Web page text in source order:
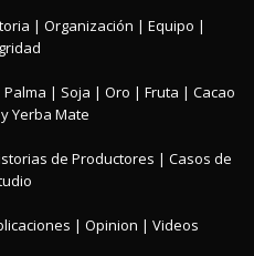
| Organización | Equipo |
Palma | Soja | Oro | Fruta | Cacao
Yerba Mate
de Productores | Casos de
| Opinion | Videos